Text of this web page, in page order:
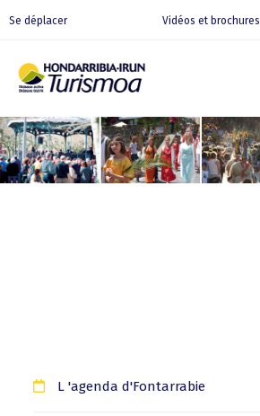
Se déplacer Vidéos et brochures
L 'agenda d'Fontarrabie